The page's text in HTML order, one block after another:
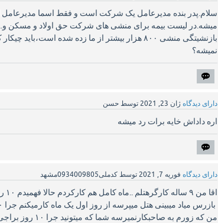
سلام.پدر بنده مدیرعامل یک شرکت است و فقط اسما مدیرعامل
میشه.در لیست بیمه برای منشی های شرکت حق اولاد و مسکن
بازنشیتگی منشی ۸۰۰ هزار بیشتر از ما زده شده
نمیشه؟
دارای دیدگاه ژان 23, 2021 توسطحسن
اره داداش خایه برات رد میشه
دارای دیدگاه فوریه 7, 2021 توسطکدملی0934009805مشهد